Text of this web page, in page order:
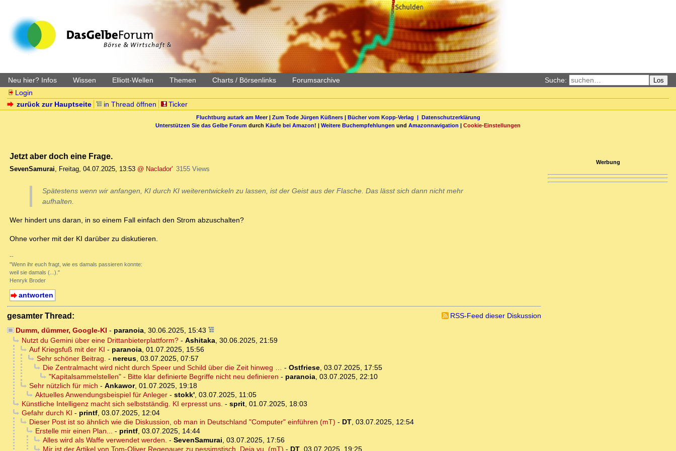
Neu hier? Infos Wissen Elliott-Wellen Themen Charts / Börsenlinks Forumsarchive Suche: Los
Login
zurück zur Hauptseite
in Thread öffnen Ticker
Fluchtburg autark am Meer| Zum Tode Jürgen Küßners| Bücher vom Kopp-Verlag | Datenschutzerklärung
Unterstützen Sie das Gelbe Forum durch Käufe bei Amazon! | Weitere Buchempfehlungen und Amazonnavigation | Cookie-Einstellungen
Jetzt aber doch eine Frage.
SevenSamurai, Freitag, 04.07.2025, 13:53 @ Naclador' 3155 Views
Spätestens wenn wir anfangen, KI durch KI weiterentwickeln zu lassen, ist der Geist aus der Flasche. Das lässt sich dann nicht mehr
aufhalten.
Wer hindert uns daran, in so einem Fall einfach den Strom abzuschalten?
Ohne vorher mit der KI darüber zu diskutieren.
--
"Wenn ihr euch fragt, wie es damals passieren konnte:
weil sie damals (...)."
Henryk Broder
antworten
gesamter Thread:
RSS-Feed dieser Diskussion
Dumm, dümmer, Google-KI - paranoia, 30.06.2025, 15:43
Nutzt du Gemini über eine Drittanbieterplattform?- Ashitaka, 30.06.2025, 21:59
Auf Kriegsfuß mit der KI - paranoia, 01.07.2025, 15:56
Sehr schöner Beitrag. - nereus, 03.07.2025, 07:57
Die Zentralmacht wird nicht durch Speer und Schild über die Zeit hinweg … - Ostfriese, 03.07.2025, 17:55
"Kapitalsammelstellen" - Bitte klar definierte Begriffe nicht neu definieren - paranoia, 03.07.2025, 22:10
Sehr nützlich für mich - Ankawor, 01.07.2025, 19:18
Aktuelles Anwendungsbeispiel für Anleger- stokk', 03.07.2025, 11:05
Künstliche Intelligenz macht sich selbstständig. KI erpresst uns. - sprit, 01.07.2025, 18:03
Gefahr durch KI - printf, 03.07.2025, 12:04
Dieser Post ist so ähnlich wie die Diskussion, ob man in Deutschland "Computer" einführen (mT) - DT, 03.07.2025, 12:54
Erstelle mir einen Plan... - printf, 03.07.2025, 14:44
Alles wird als Waffe verwendet werden. - SevenSamurai, 03.07.2025, 17:56
Mir ist der Artikel von Tom-Oliver Regenauer zu pessimstisch. Deja vu. (mT) - DT, 03.07.2025, 19:25
Werbung